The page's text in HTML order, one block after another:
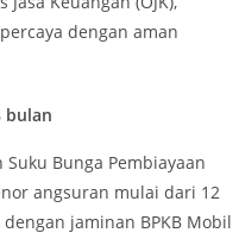
dengan aman
bulan
Bunga Pembiayaan
angsuran mulai dari 12
jaminan BPKB Mobil